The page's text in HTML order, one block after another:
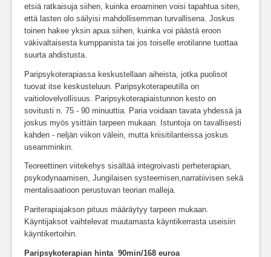
etsiä ratkaisuja siihen, kuinka eroaminen voisi tapahtua siten,
että lasten olo säilyisi mahdollisemman turvallisena. Joskus
toinen hakee yksin apua siihen, kuinka voi päästä eroon
väkivaltaisesta kumppanista tai jos toiselle erotilanne tuottaa
suurta ahdistusta.
Paripsykoterapiassa keskustellaan aiheista, jotka puolisot
tuovat itse keskusteluun. Paripsykoterapeutilla on
vaitiolovelvollisuus. Paripsykoterapiaistunnon kesto on
sovitusti n. 75 - 90 minuuttia. Paria voidaan tavata yhdessä ja
joskus myös ysittäin tarpeen mukaan. Istuntoja on tavallisesti
kahden - neljän viikon välein, mutta kriisitilanteissa joskus
useamminkin.
Teoreettinen viitekehys sisältää integroivasti perheterapian,
psykodynaamisen, Jungilaisen systeemisen,narratiivisen sekä
mentalisaatioon perustuvan teorian malleja.
Pariterapiajakson pituus määräytyy tarpeen mukaan.
Käyntijaksot vaihtelevat muutamasta käyntikerrasta useisiin
käyntikertoihin.
Paripsykoterapian hinta 90min/168 euroa